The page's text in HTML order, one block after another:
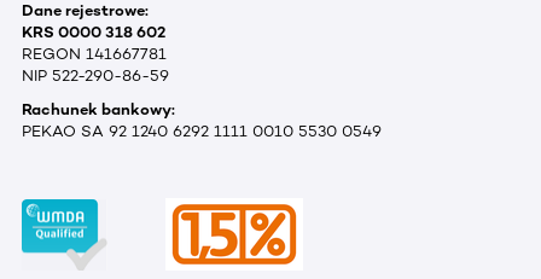
Dane rejestrowe:
KRS 0000 318 602
REGON 141667781
NIP 522-290-86-59
Rachunek bankowy:
PEKAO SA 92 1240 6292 1111 0010 5530 0549